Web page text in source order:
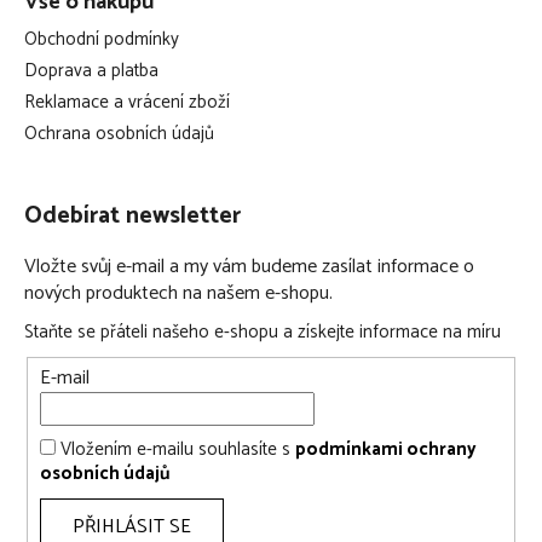
Obchodní podmínky
Doprava a platba
Reklamace a vrácení zboží
Ochrana osobních údajů
Odebírat newsletter
Vložte svůj e-mail a my vám budeme zasílat informace o
nových produktech na našem e-shopu.
Staňte se přáteli našeho e-shopu a získejte informace na míru
E-mail
Vložením e-mailu souhlasíte s podmínkami ochrany
osobních údajů
PŘIHLÁSIT SE